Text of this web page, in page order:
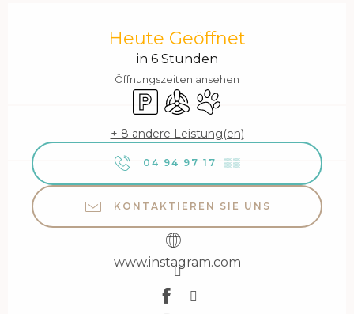
Heute Geöffnet
in 6 Stunden
Öffnungszeiten ansehen
ParkplatzKlimaanlage
Tiere erlaubt
+ 8 andere Leistung(en)
04 94 97 17 ▒▒
KONTAKTIEREN SIE UNS
www.instagram.com